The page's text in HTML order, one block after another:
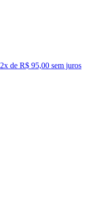
2x de R$ 95,00 sem juros